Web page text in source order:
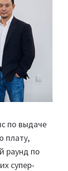
по выдаче
плату,
раунд по
супер-